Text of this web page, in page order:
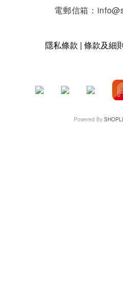
電郵信箱：
隱私條款 | 條款及細
Powered By